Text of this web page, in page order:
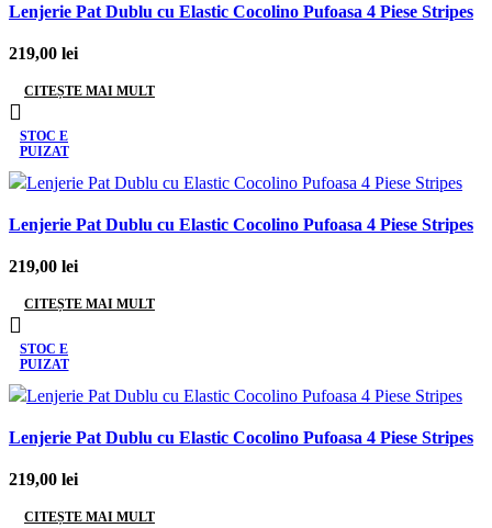
Lenjerie Pat Dublu cu Elastic Cocolino Pufoasa 4 Piese Stripes
219,00 lei
CITEȘTE MAI MULT
STOC E
PUIZAT
Lenjerie Pat Dublu cu Elastic Cocolino Pufoasa 4 Piese Stripes
219,00 lei
CITEȘTE MAI MULT
STOC E
PUIZAT
Lenjerie Pat Dublu cu Elastic Cocolino Pufoasa 4 Piese Stripes
219,00 lei
CITEȘTE MAI MULT